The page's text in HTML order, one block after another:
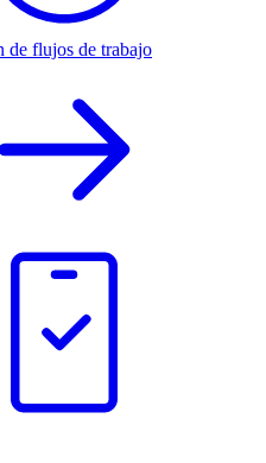
de flujos de trabajo